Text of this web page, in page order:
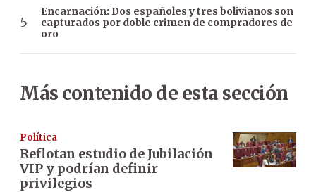
Encarnación: Dos españoles y tres bolivianos son
capturados por doble crimen de compradores de
oro
Más contenido de esta sección
Política
Reflotan estudio de Jubilación
VIP y podrían definir
privilegios